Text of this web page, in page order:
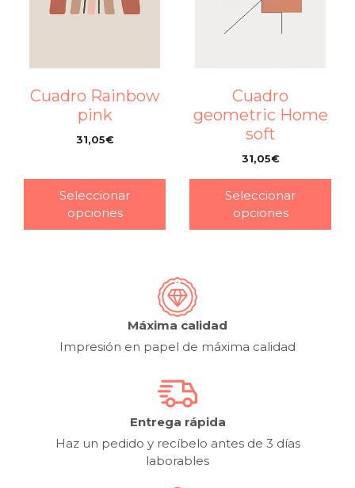
Cuadro Rainbow
pink
31,05€
Seleccionar
opciones
Cuadro
geometric Home
soft
31,05€
Seleccionar
opciones
Máxima calidad
Impresión en papel de máxima calidad
Entrega rápida
Haz un pedido y recíbelo antes de 3 días
laborables